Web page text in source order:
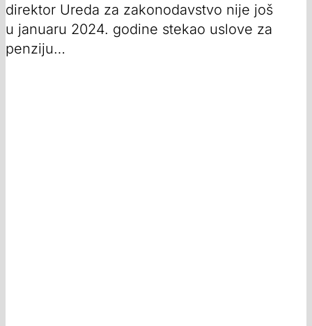
direktor Ureda za zakonodavstvo nije još
u januaru 2024. godine stekao uslove za
penziju…